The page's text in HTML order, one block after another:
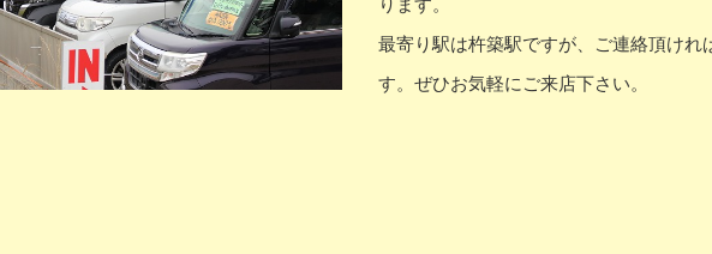
ります。
最寄り駅は杵築駅ですが、ご連絡頂けれ
す。ぜひお気軽にご来店下さい。